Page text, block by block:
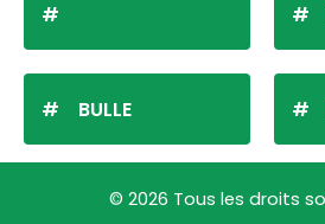
BULLE
© 2026 Tous les droits